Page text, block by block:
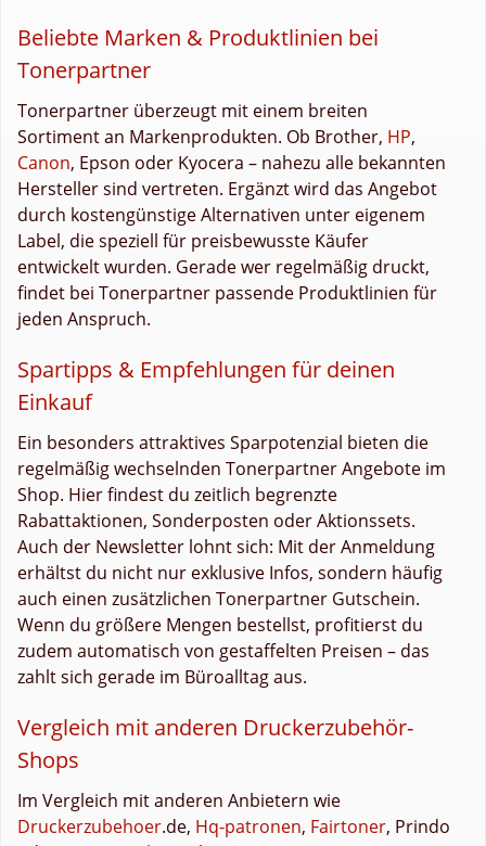
Beliebte Marken & Produktlinien bei
Tonerpartner
Tonerpartner überzeugt mit einem breiten
Sortiment an Markenprodukten. Ob Brother, HP,
Canon, Epson oder Kyocera – nahezu alle bekannten
Hersteller sind vertreten. Ergänzt wird das Angebot
durch kostengünstige Alternativen unter eigenem
Label, die speziell für preisbewusste Käufer
entwickelt wurden. Gerade wer regelmäßig druckt,
findet bei Tonerpartner passende Produktlinien für
jeden Anspruch.
Spartipps & Empfehlungen für deinen
Einkauf
Ein besonders attraktives Sparpotenzial bieten die
regelmäßig wechselnden Tonerpartner Angebote im
Shop. Hier findest du zeitlich begrenzte
Rabattaktionen, Sonderposten oder Aktionssets.
Auch der Newsletter lohnt sich: Mit der Anmeldung
erhältst du nicht nur exklusive Infos, sondern häufig
auch einen zusätzlichen Tonerpartner Gutschein.
Wenn du größere Mengen bestellst, profitierst du
zudem automatisch von gestaffelten Preisen – das
zahlt sich gerade im Büroalltag aus.
Vergleich mit anderen Druckerzubehör-
Shops
Im Vergleich mit anderen Anbietern wie
Druckerzubehoer.de, Hq-patronen, Fairtoner, Prindo